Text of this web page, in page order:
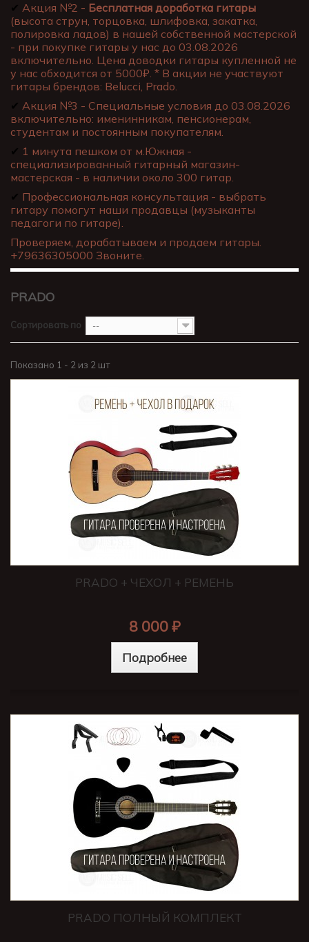
✔ Акция №2 - Бесплатная доработка гитары
(высота струн, торцовка, шлифовка, закатка,
полировка ладов) в нашей собственной мастерской
- при покупке гитары у нас до 03.08.2026
включительно. Цена доводки гитары купленной не
у нас обходится от 5000₽. * В акции не участвуют
гитары брендов: Belucci, Prado.
✔ Акция №3 - Специальные условия до 03.08.2026
включительно: именинникам, пенсионерам,
студентам и постоянным покупателям.
✔ 1 минута пешком от м.Южная -
специализированный гитарный магазин-
мастерская - в наличии около 300 гитар.
✔ Профессиональная консультация - выбрать
гитару помогут наши продавцы (музыканты
педагоги по гитаре).
Проверяем, дорабатываем и продаем гитары.
+79636305000 Звоните.
PRADO
Сортировать по --
Показано 1 - 2 из 2 шт
PRADO + ЧЕХОЛ + РЕМЕНЬ
8 000 ₽
Подробнее
PRADO ПОЛНЫЙ КОМПЛЕКТ